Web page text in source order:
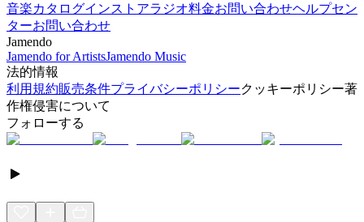
音楽カタログインストアラジオ料金お問い合わせヘルプセン
ターお問い合わせ
Jamendo
Jamendo for ArtistsJamendo Music
法的情報
利用規約販売条件プライバシーポリシークッキーポリシー著
作権侵害について
フォローする